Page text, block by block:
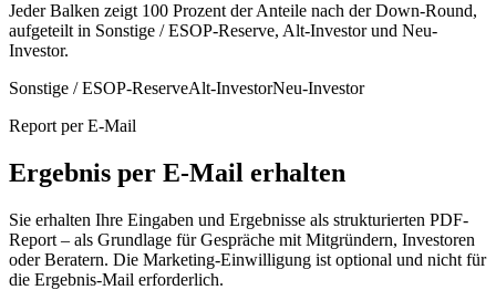
Jeder Balken zeigt 100 Prozent der Anteile nach der Down-Round,
aufgeteilt in Sonstige / ESOP-Reserve, Alt-Investor und Neu-
Investor.
Sonstige / ESOP-ReserveAlt-InvestorNeu-Investor
Report per E-Mail
Ergebnis per E-Mail erhalten
Sie erhalten Ihre Eingaben und Ergebnisse als strukturierten PDF-
Report – als Grundlage für Gespräche mit Mitgründern, Investoren
oder Beratern. Die Marketing-Einwilligung ist optional und nicht für
die Ergebnis-Mail erforderlich.